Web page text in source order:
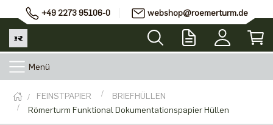
+49 2273 95106-0 webshop@roemerturm.de
Menü
FEINSTPAPIER
BRIEFHÜLLEN
Römerturm Funktional Dokumentationspapier Hüllen